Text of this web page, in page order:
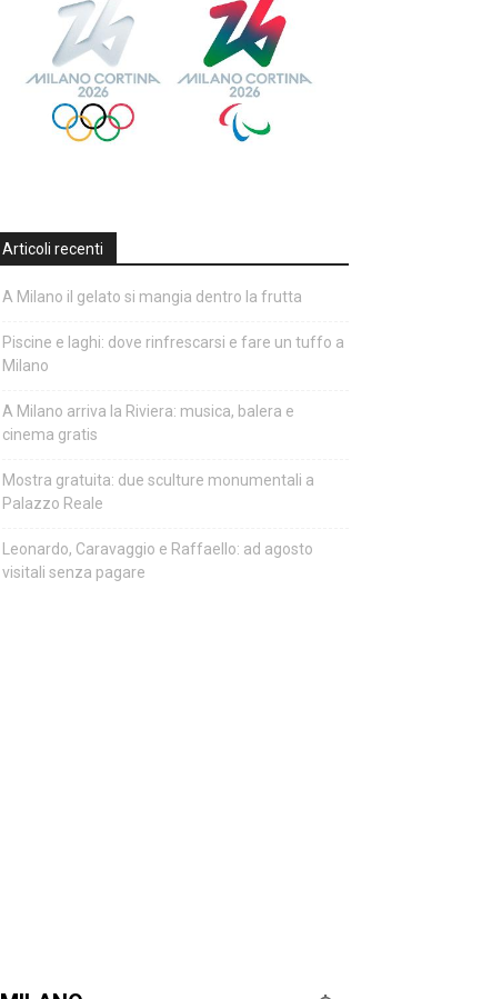
Articoli recenti
A Milano il gelato si mangia dentro la frutta
Piscine e laghi: dove rinfrescarsi e fare un tuffo a
Milano
A Milano arriva la Riviera: musica, balera e
cinema gratis
Mostra gratuita: due sculture monumentali a
Palazzo Reale
Leonardo, Caravaggio e Raffaello: ad agosto
visitali senza pagare